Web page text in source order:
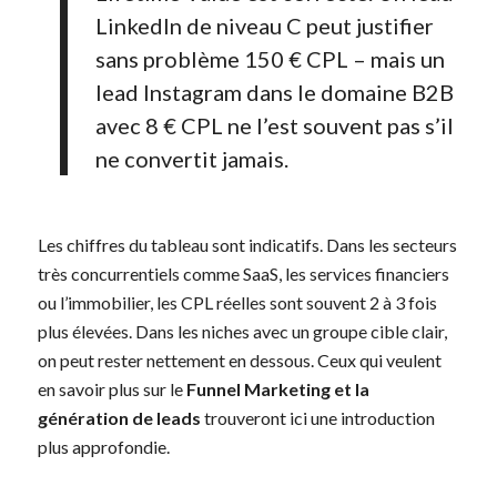
LinkedIn de niveau C peut justifier
sans problème 150 € CPL – mais un
lead Instagram dans le domaine B2B
avec 8 € CPL ne l’est souvent pas s’il
ne convertit jamais.
Les chiffres du tableau sont indicatifs. Dans les secteurs
très concurrentiels comme SaaS, les services financiers
ou l’immobilier, les CPL réelles sont souvent 2 à 3 fois
plus élevées. Dans les niches avec un groupe cible clair,
on peut rester nettement en dessous. Ceux qui veulent
en savoir plus sur le Funnel Marketing et la
génération de leads trouveront ici une introduction
plus approfondie.